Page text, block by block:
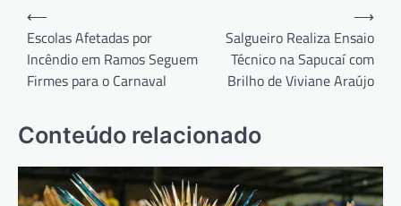
Navegação
de
Post
⟵
Escolas Afetadas por
Incêndio em Ramos Seguem
Firmes para o Carnaval
Salgueiro Realiza Ensaio
Técnico na Sapucaí com
Brilho de Viviane Araújo
⟶
Conteúdo relacionado